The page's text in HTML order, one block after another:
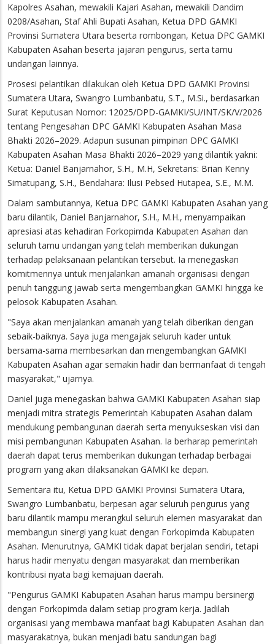
Kapolres Asahan, mewakili Kajari Asahan, mewakili Dandim
0208/Asahan, Staf Ahli Bupati Asahan, Ketua DPD GAMKI
Provinsi Sumatera Utara beserta rombongan, Ketua DPC GAMKI
Kabupaten Asahan beserta jajaran pengurus, serta tamu
undangan lainnya.
Prosesi pelantikan dilakukan oleh Ketua DPD GAMKI Provinsi
Sumatera Utara, Swangro Lumbanbatu, S.T., M.Si., berdasarkan
Surat Keputusan Nomor: 12025/DPD-GAMKI/SU/INT/SK/V/2026
tentang Pengesahan DPC GAMKI Kabupaten Asahan Masa
Bhakti 2026–2029. Adapun susunan pimpinan DPC GAMKI
Kabupaten Asahan Masa Bhakti 2026–2029 yang dilantik yakni:
Ketua: Daniel Banjarnahor, S.H., M.H, Sekretaris: Brian Kenny
Simatupang, S.H., Bendahara: Ilusi Pebsed Hutapea, S.E., M.M.
Dalam sambutannya, Ketua DPC GAMKI Kabupaten Asahan yang
baru dilantik, Daniel Banjarnahor, S.H., M.H., menyampaikan
apresiasi atas kehadiran Forkopimda Kabupaten Asahan dan
seluruh tamu undangan yang telah memberikan dukungan
terhadap pelaksanaan pelantikan tersebut. Ia menegaskan
komitmennya untuk menjalankan amanah organisasi dengan
penuh tanggung jawab serta mengembangkan GAMKI hingga ke
pelosok Kabupaten Asahan.
"Saya akan menjalankan amanah yang telah diberikan dengan
sebaik-baiknya. Saya juga mengajak seluruh kader untuk
bersama-sama membesarkan dan mengembangkan GAMKI
Kabupaten Asahan agar semakin hadir dan bermanfaat di tengah
masyarakat," ujarnya.
Daniel juga menegaskan bahwa GAMKI Kabupaten Asahan siap
menjadi mitra strategis Pemerintah Kabupaten Asahan dalam
mendukung pembangunan daerah serta menyukseskan visi dan
misi pembangunan Kabupaten Asahan. Ia berharap pemerintah
daerah dapat terus memberikan dukungan terhadap berbagai
program yang akan dilaksanakan GAMKI ke depan.
Sementara itu, Ketua DPD GAMKI Provinsi Sumatera Utara,
Swangro Lumbanbatu, berpesan agar seluruh pengurus yang
baru dilantik mampu merangkul seluruh elemen masyarakat dan
membangun sinergi yang kuat dengan Forkopimda Kabupaten
Asahan. Menurutnya, GAMKI tidak dapat berjalan sendiri, tetapi
harus hadir menyatu dengan masyarakat dan memberikan
kontribusi nyata bagi kemajuan daerah.
"Pengurus GAMKI Kabupaten Asahan harus mampu bersinergi
dengan Forkopimda dalam setiap program kerja. Jadilah
organisasi yang membawa manfaat bagi Kabupaten Asahan dan
masyarakatnya, bukan menjadi batu sandungan bagi